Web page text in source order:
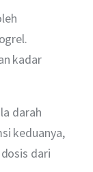
kadar
darah
keduanya,
dari